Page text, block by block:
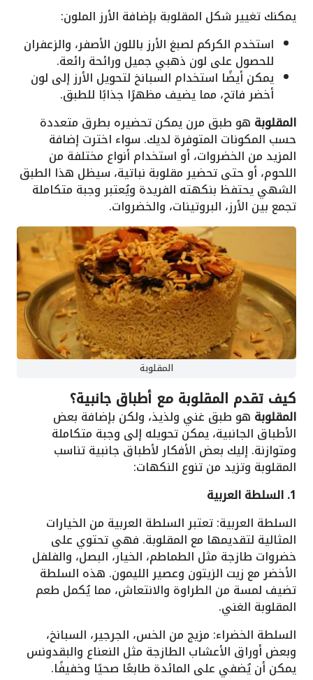
يمكنك تغيير شكل المقلوبة بإضافة الأرز الملون:
استخدم الكركم لصبغ الأرز باللون الأصفر، والزعفران
للحصول على لون ذهبي جميل ورائحة رائعة.
يمكن أيضًا استخدام السبانخ لتحويل الأرز إلى لون
أخضر فاتح، مما يضيف مظهرًا جذابًا للطبق.
المقلوبة هو طبق مرن يمكن تحضيره بطرق متعددة
حسب المكونات المتوفرة لديك. سواء اخترت إضافة
المزيد من الخضروات، أو استخدام أنواع مختلفة من
اللحوم، أو حتى تحضير مقلوبة نباتية، سيظل هذا الطبق
الشهي يحتفظ بنكهته الفريدة ويُعتبر وجبة متكاملة
تجمع بين الأرز، البروتينات، والخضروات.
المقلوبة
كيف تقدم المقلوبة مع أطباق جانبية؟
المقلوبة هو طبق غني ولذيذ، ولكن بإضافة بعض
الأطباق الجانبية، يمكن تحويله إلى وجبة متكاملة
ومتوازنة. إليك بعض الأفكار لأطباق جانبية تناسب
المقلوبة وتزيد من تنوع النكهات:
1. السلطة العربية
السلطة العربية: تعتبر السلطة العربية من الخيارات
المثالية لتقديمها مع المقلوبة. فهي تحتوي على
خضروات طازجة مثل الطماطم، الخيار، البصل، والفلفل
الأخضر مع زيت الزيتون وعصير الليمون. هذه السلطة
تضيف لمسة من الطراوة والانتعاش، مما يُكمل طعم
المقلوبة الغني.
السلطة الخضراء: مزيج من الخس، الجرجير، السبانخ،
وبعض أوراق الأعشاب الطازجة مثل النعناع والبقدونس
يمكن أن يُضفي على المائدة طابعًا صحيًا وخفيفًا.